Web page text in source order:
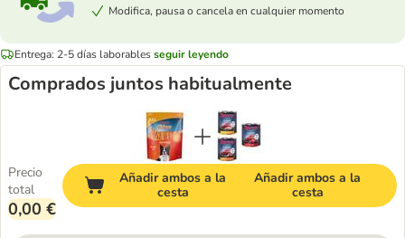
Modifica, pausa o cancela en cualquier momento
Entrega: 2-5 días laborablesseguir leyendo
Comprados juntos habitualmente
Precio
total
0,00 €
Añadir ambos a la
cesta
Añadir ambos a la
cesta